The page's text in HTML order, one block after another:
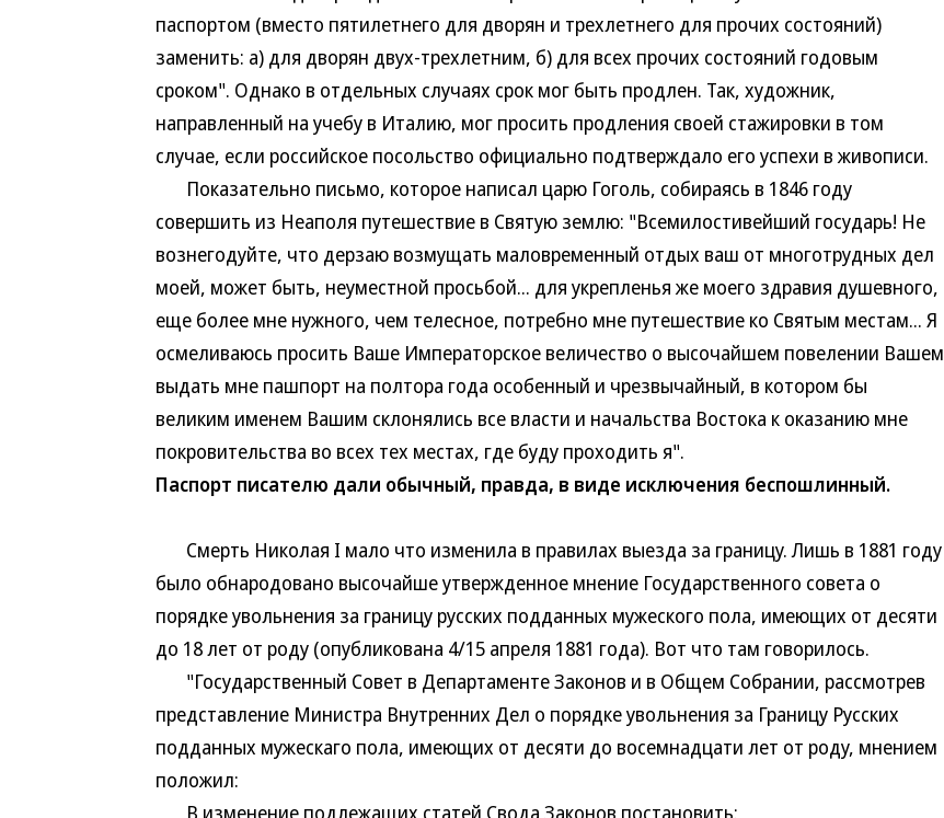
паспортом (вместо пятилетнего для дворян и трехлетнего для прочих состояний)
заменить: а) для дворян двух-трехлетним, б) для всех прочих состояний годовым
сроком". Однако в отдельных случаях срок мог быть продлен. Так, художник,
направленный на учебу в Италию, мог просить продления своей стажировки в том
случае, если российское посольство официально подтверждало его успехи в живописи.
Показательно письмо, которое написал царю Гоголь, собираясь в 1846 году
совершить из Неаполя путешествие в Святую землю: "Всемилостивейший государь! Не
вознегодуйте, что дерзаю возмущать маловременный отдых ваш от многотрудных дел
моей, может быть, неуместной просьбой... для укрепленья же моего здравия душевного,
еще более мне нужного, чем телесное, потребно мне путешествие ко Святым местам... Я
осмеливаюсь просить Ваше Императорское величество о высочайшем повелении Вашем
выдать мне пашпорт на полтора года особенный и чрезвычайный, в котором бы
великим именем Вашим склонялись все власти и начальства Востока к оказанию мне
покровительства во всех тех местах, где буду проходить я".
Паспорт писателю дали обычный, правда, в виде исключения беспошлинный.
Смерть Николая I мало что изменила в правилах выезда за границу. Лишь в 1881 году
было обнародовано высочайше утвержденное мнение Государственного совета о
порядке увольнения за границу русских подданных мужеского пола, имеющих от десяти
до 18 лет от роду (опубликована 4/15 апреля 1881 года). Вот что там говорилось.
"Государственный Совет в Департаменте Законов и в Общем Собрании, рассмотрев
представление Министра Внутренних Дел о порядке увольнения за Границу Русских
подданных мужескаго пола, имеющих от десяти до восемнадцати лет от роду, мнением
положил:
В изменение подлежащих статей Свода Законов постановить: